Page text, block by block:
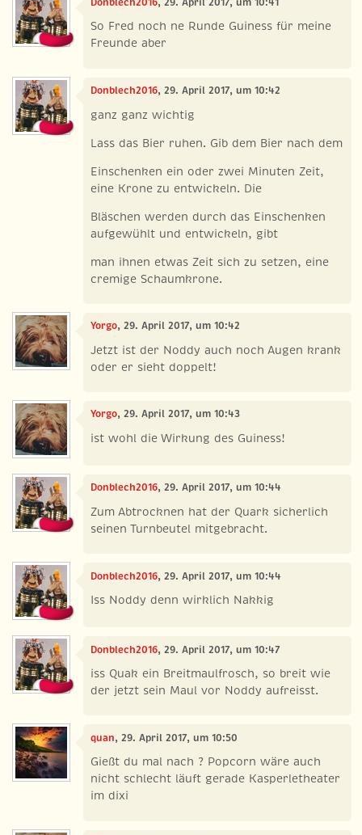
So Fred noch ne Runde Guiness für meine
Freunde aber
Donblech2016, 29. April 2017, um 10:42
ganz ganz wichtig
Lass das Bier ruhen. Gib dem Bier nach dem
Einschenken ein oder zwei Minuten Zeit,
eine Krone zu entwickeln. Die
Bläschen werden durch das Einschenken
aufgewühlt und entwickeln, gibt
man ihnen etwas Zeit sich zu setzen, eine
cremige Schaumkrone.
Yorgo, 29. April 2017, um 10:42
Jetzt ist der Noddy auch noch Augen krank
oder er sieht doppelt!
Yorgo, 29. April 2017, um 10:43
ist wohl die Wirkung des Guiness!
Donblech2016, 29. April 2017, um 10:44
Zum Abtrocknen hat der Quark sicherlich
seinen Turnbeutel mitgebracht.
Donblech2016, 29. April 2017, um 10:44
Iss Noddy denn wirklich Nakkig
Donblech2016, 29. April 2017, um 10:47
iss Quak ein Breitmaulfrosch, so breit wie
der jetzt sein Maul vor Noddy aufreisst.
quan, 29. April 2017, um 10:50
Gießt du mal nach ? Popcorn wäre auch
nicht schlecht läuft gerade Kasperletheater
im dixi